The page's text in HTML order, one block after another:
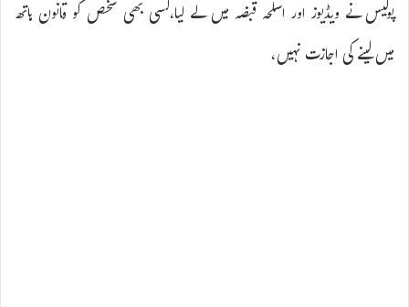
پولیس نے ویڈیوز اور اسلحہ قبضہ میں لے لیا،کسی بھی شخص کو قانون ہاتھ
میں لینے کی اجازت نہیں،